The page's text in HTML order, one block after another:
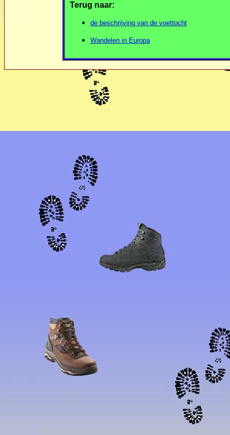
Terug naar:
de beschrijving van de voettocht
Wandelen in Europa